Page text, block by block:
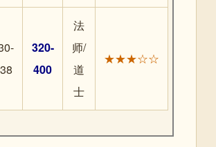
38
320-
400
法
师/
道
士
★★★☆☆